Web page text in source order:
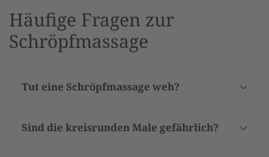
Häufige Fragen zur
Schröpfmassage
Tut eine Schröpfmassage weh?
Sind die kreisrunden Male gefährlich?